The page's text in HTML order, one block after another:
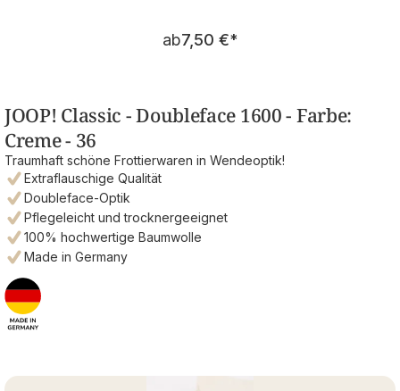
Regulärer Preis:
ab7,50 €*
JOOP! Classic - Doubleface 1600 - Farbe:
Creme - 36
Traumhaft schöne Frottierwaren in Wendeoptik!
Extraflauschige Qualität
Doubleface-Optik
Pflegeleicht und trocknergeeignet
100% hochwertige Baumwolle
Made in Germany